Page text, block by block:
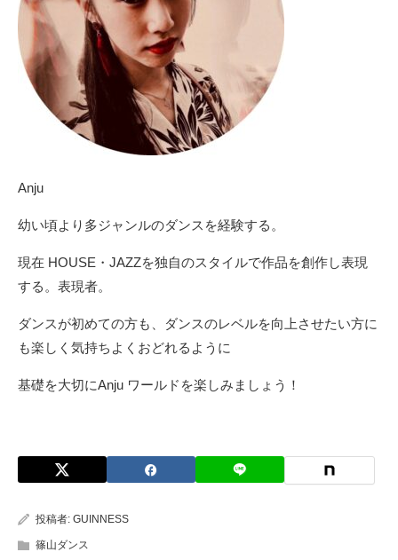
Anju
幼い頃より多ジャンルのダンスを経験する。
現在 HOUSE・JAZZを独自のスタイルで作品を創作し表現
する。表現者。
ダンスが初めての方も、ダンスのレベルを向上させたい方に
も楽しく気持ちよくおどれるように
基礎を大切にAnju ワールドを楽しみましょう！
投稿者: GUINNESS
篠山ダンス